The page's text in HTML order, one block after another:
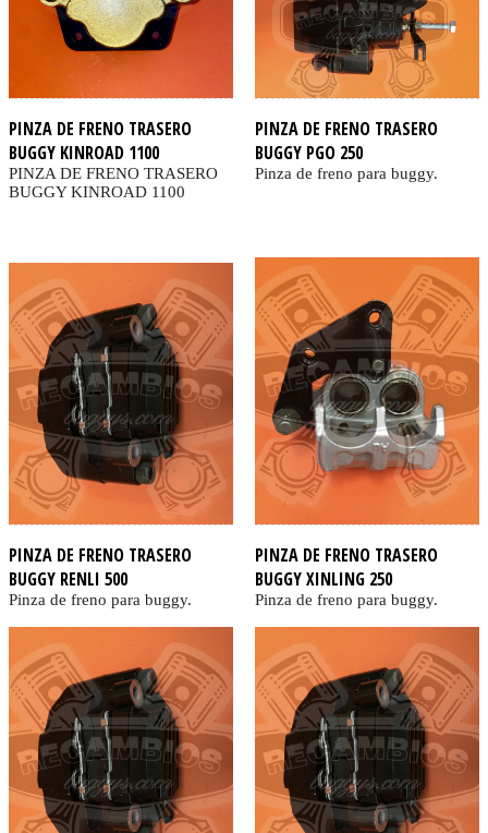
PINZA DE FRENO TRASERO
BUGGY KINROAD 1100
PINZA DE FRENO TRASERO
BUGGY KINROAD 1100
PINZA DE FRENO TRASERO
BUGGY PGO 250
Pinza de freno para buggy.
PINZA DE FRENO TRASERO
BUGGY RENLI 500
Pinza de freno para buggy.
PINZA DE FRENO TRASERO
BUGGY XINLING 250
Pinza de freno para buggy.